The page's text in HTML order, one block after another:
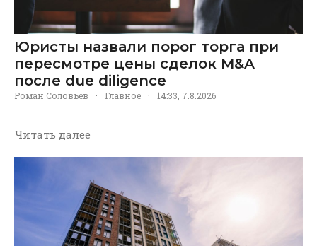
Юристы назвали порог торга при
пересмотре цены сделок M&A
после due diligence
Роман Соловьев · Главное · 14:33, 7.8.2026
Читать далее